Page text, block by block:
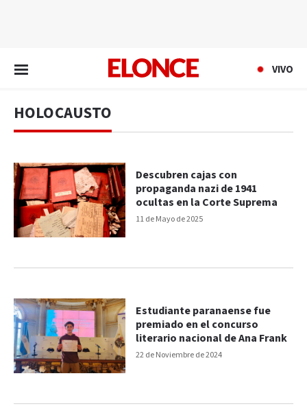
VIVO
HOLOCAUSTO
11 de Mayo de 2025
Descubren cajas con
propaganda nazi de 1941
ocultas en la Corte Suprema
22 de Noviembre de 2024
Estudiante paranaense fue
premiado en el concurso
literario nacional de Ana Frank